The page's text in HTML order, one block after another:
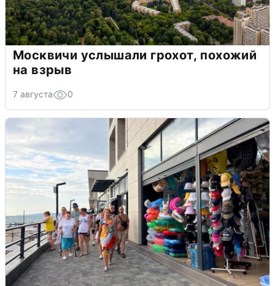
Москвичи услышали грохот, похожий
на взрыв
7 августа 0